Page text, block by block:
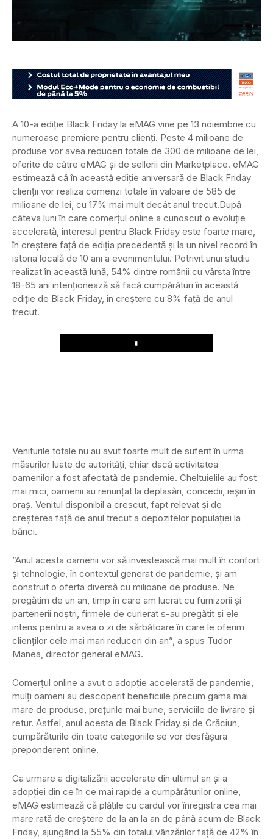
A 10-a ediție Black Friday la eMAG vine pe 13 noiembrie cu
numeroase premiere pentru clienți. Peste 4 milioane de
produse vor avea reduceri totale de 300 de milioane de lei,
oferite de către eMAG și de sellerii din Marketplace. eMAG
estimează că în această ediție aniversară de Black Friday
clienții vor realiza comenzi totale în valoare de 585 de
milioane de lei, cu 17% mai mult decât anul trecut.După
câteva luni în care comerțul online a cunoscut o evoluție
accelerată, interesul pentru Black Friday este foarte mare,
în creștere față de ediția precedentă și la un nivel record în
istoria locală de 10 ani a evenimentului. Potrivit unui studiu
realizat în această lună, 54% dintre românii cu vârsta între
18-65 ani intenționează să facă cumpărături în această
ediție de Black Friday, în creștere cu 8% față de anul
trecut.
Play
Veniturile totale nu au avut foarte mult de suferit în urma
măsurilor luate de autorități, chiar dacă activitatea
oamenilor a fost afectată de pandemie. Cheltuielile au fost
mai mici, oamenii au renunțat la deplasări, concedii, ieșiri în
oraș. Venitul disponibil a crescut, fapt relevat și de
creșterea față de anul trecut a depozitelor populației la
bănci.
”Anul acesta oamenii vor să investească mai mult în confort
și tehnologie, în contextul generat de pandemie, și am
construit o oferta diversă cu milioane de produse. Ne
pregătim de un an, timp în care am lucrat cu furnizorii și
partenerii noștri, firmele de curierat s-au pregătit și ele
intens pentru a avea o zi de sărbătoare în care le oferim
clienților cele mai mari reduceri din an”, a spus Tudor
Manea, director general eMAG.
Comerțul online a avut o adopție accelerată de pandemie,
mulți oameni au descoperit beneficiile precum gama mai
mare de produse, prețurile mai bune, serviciile de livrare și
retur. Astfel, anul acesta de Black Friday și de Crăciun,
cumpărăturile din toate categoriile se vor desfășura
preponderent online.
Ca urmare a digitalizării accelerate din ultimul an și a
adopției din ce în ce mai rapide a cumpărăturilor online,
eMAG estimează că plățile cu cardul vor înregistra cea mai
mare rată de creștere de la an la an de până acum de Black
Friday, ajungând la 55% din totalul vânzărilor față de 42% în